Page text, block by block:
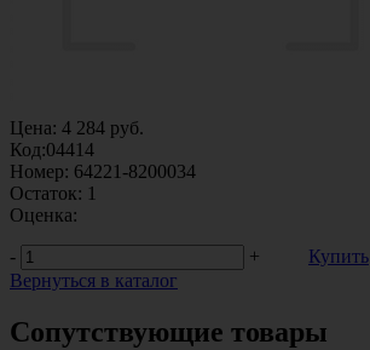
Цена: 4 284 руб.
Код:04414
Номер: 64221-8200034
Остаток: 1
Оценка:
-
+
Купить
Вернуться в каталог
Сопутствующие товары